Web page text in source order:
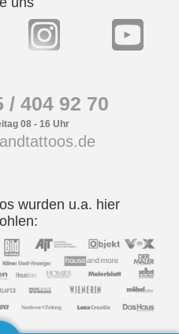
/ 404 92 70
08 - 16 Uhr
wurden u.a. hier